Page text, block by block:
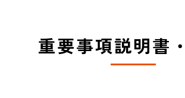
重要事項説明書